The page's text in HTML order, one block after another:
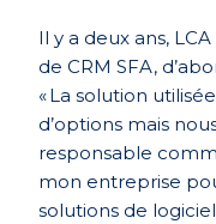
Il y a deux ans,
de CRM SFA,
« La solution
d’options mais
responsable
mon entreprise
solutions de